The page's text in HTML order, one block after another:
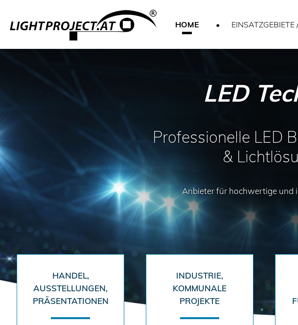
HOME • EINSATZGEBIETE
LED
Professionelle LED
&
Anbieter für hochwertige und
HANDEL,
AUSSTELLUNGEN,
PRÄSENTATIONEN
INDUSTRIE,
KOMMUNALE
PROJEKTE